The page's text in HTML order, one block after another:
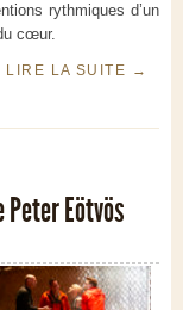
rythmiques d’un
cœur.
LIRE LA SUITE →
Peter Eötvös